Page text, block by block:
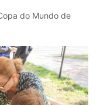
do Mundo de